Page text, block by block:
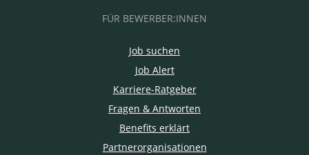
FÜR BEWERBER:INNEN
Job suchen
Job Alert
Karriere-Ratgeber
Fragen & Antworten
Benefits erklärt
Partnerorganisationen